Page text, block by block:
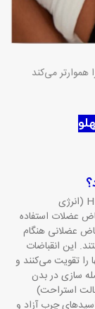
هموارتر می‌کند
(انرژی
عضلات استفاده
عضلانی هنگام
این انقباضات
را تقویت می‌کنند و
عضله سازی در بدن
استراحت)
چرب آزاد و